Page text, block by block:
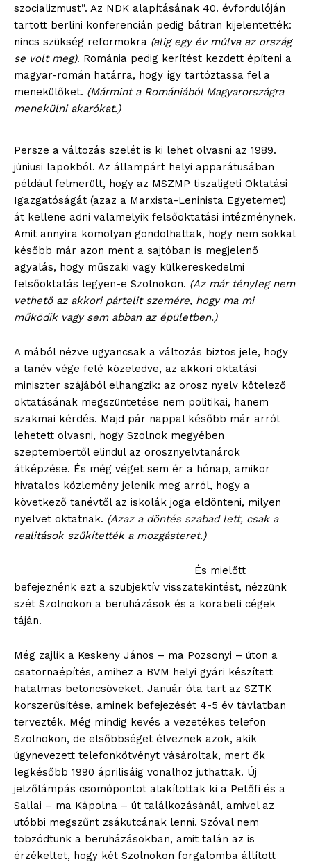
szocializmust”. Az NDK alapításának 40. évfordulóján
tartott berlini konferencián pedig bátran kijelentették:
nincs szükség reformokra (alig egy év múlva az ország
se volt meg). Románia pedig kerítést kezdett építeni a
magyar-román határra, hogy így tartóztassa fel a
menekülőket. (Mármint a Romániából Magyarországra
menekülni akarókat.)
Persze a változás szelét is ki lehet olvasni az 1989.
júniusi lapokból. Az állampárt helyi apparátusában
például felmerült, hogy az MSZMP tiszaligeti Oktatási
Igazgatóságát (azaz a Marxista-Leninista Egyetemet)
át kellene adni valamelyik felsőoktatási intézménynek.
Amit annyira komolyan gondolhattak, hogy nem sokkal
később már azon ment a sajtóban is megjelenő
agyalás, hogy műszaki vagy külkereskedelmi
felsőoktatás legyen-e Szolnokon. (Az már tényleg nem
vethető az akkori pártelit szemére, hogy ma mi
működik vagy sem abban az épületben.)
A mából nézve ugyancsak a változás biztos jele, hogy
a tanév vége felé közeledve, az akkori oktatási
miniszter szájából elhangzik: az orosz nyelv kötelező
oktatásának megszüntetése nem politikai, hanem
szakmai kérdés. Majd pár nappal később már arról
lehetett olvasni, hogy Szolnok megyében
szeptembertől elindul az orosznyelvtanárok
átképzése. És még véget sem ér a hónap, amikor
hivatalos közlemény jelenik meg arról, hogy a
következő tanévtől az iskolák joga eldönteni, milyen
nyelvet oktatnak. (Azaz a döntés szabad lett, csak a
realitások szűkítették a mozgásteret.)
És mielőtt
befejeznénk ezt a szubjektív visszatekintést, nézzünk
szét Szolnokon a beruházások és a korabeli cégek
táján.
Még zajlik a Keskeny János – ma Pozsonyi – úton a
csatornaépítés, amihez a BVM helyi gyári készített
hatalmas betoncsöveket. Január óta tart az SZTK
korszerűsítése, aminek befejezését 4-5 év távlatban
tervezték. Még mindig kevés a vezetékes telefon
Szolnokon, de elsőbbséget élveznek azok, akik
úgynevezett telefonkötvényt vásároltak, mert ők
legkésőbb 1990 áprilisáig vonalhoz juthattak. Új
jelzőlámpás csomópontot alakítottak ki a Petőfi és a
Sallai – ma Kápolna – út találkozásánál, amivel az
utóbbi megszűnt zsákutcának lenni. Szóval nem
tobzódtunk a beruházásokban, amit talán az is
érzékeltet, hogy két Szolnokon forgalomba állított